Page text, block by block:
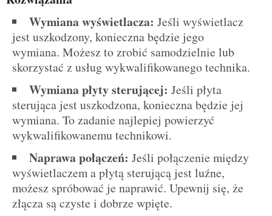
Wymiana wyświetlacza: Jeśli wyświetlacz
jest uszkodzony, konieczna będzie jego
wymiana. Możesz to zrobić samodzielnie lub
skorzystać z usług wykwalifikowanego technika.
Wymiana płyty sterującej: Jeśli płyta
sterująca jest uszkodzona, konieczna będzie jej
wymiana. To zadanie najlepiej powierzyć
wykwalifikowanemu technikowi.
Naprawa połączeń: Jeśli połączenie między
wyświetlaczem a płytą sterującą jest luźne,
możesz spróbować je naprawić. Upewnij się, że
złącza są czyste i dobrze wpięte.